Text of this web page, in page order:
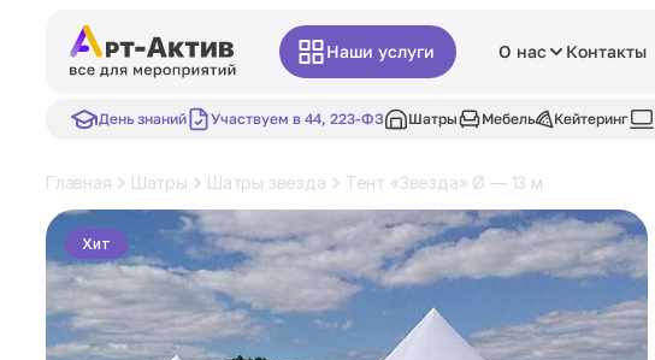
Наши услуги О нас Контакты
День знаний Участвуем в 44, 223-ФЗ Шатры Мебель Кейтеринг
Главная Шатры Шатры звезда Тент «Звезда» Ø — 13 м
Хит